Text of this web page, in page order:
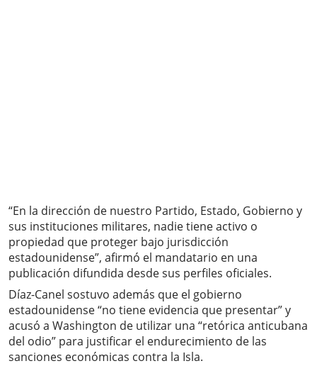
“En la dirección de nuestro Partido, Estado, Gobierno y
sus instituciones militares, nadie tiene activo o
propiedad que proteger bajo jurisdicción
estadounidense”, afirmó el mandatario en una
publicación difundida desde sus perfiles oficiales.
Díaz-Canel sostuvo además que el gobierno
estadounidense “no tiene evidencia que presentar” y
acusó a Washington de utilizar una “retórica anticubana
del odio” para justificar el endurecimiento de las
sanciones económicas contra la Isla.